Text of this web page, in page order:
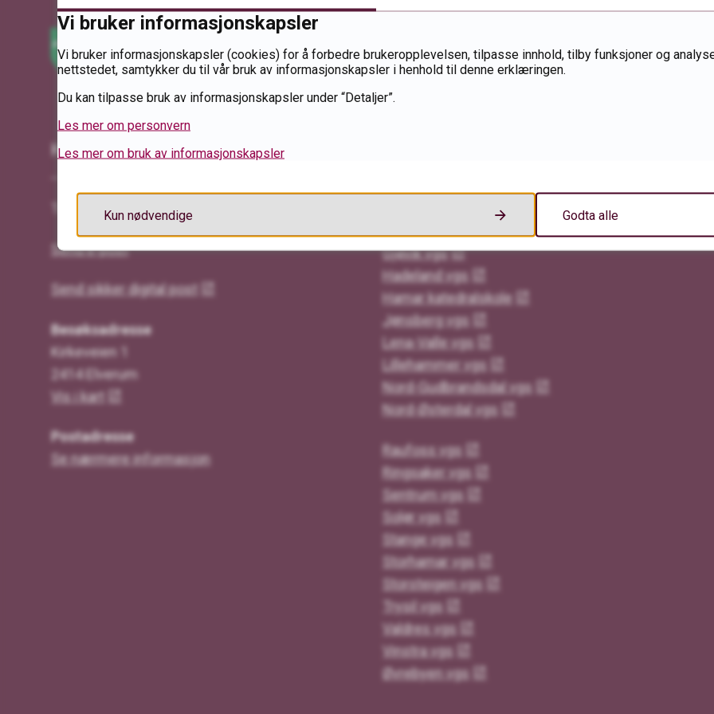
Kontakt oss
Telefon: 62 43 15 00
Send e-post
Send sikker digital post
Besøksadresse
Kirkeveien 1
2414 Elverum
Vis i kart
Postadresse
Se nærmere informasjon
Gjøvik vgs
Hadeland vgs
Hamar katedralskole
Jønsberg vgs
Lena-Valle vgs
Lillehammer vgs
Nord-Gudbrandsdal vgs
Nord-Østerdal vgs
Raufoss vgs
Ringsaker vgs
Sentrum vgs
Solør vgs
Stange vgs
Storhamar vgs
Storsteigen vgs
Trysil vgs
Valdres vgs
Vinstra vgs
Øvrebyen vgs
Vi bruker informasjonskapsler
Vi bruker informasjonskapsler (cookies) for å forbedre brukeropplevelsen, tilpasse innhold, tilby funksjoner og
nettstedet, samtykker du til vår bruk av informasjonskapsler i henhold til denne erklæringen.
Du kan tilpasse bruk av informasjonskapsler under “Detaljer”.
Les mer om personvern
Les mer om bruk av informasjonskapsler
Kun nødvendige Godta alle